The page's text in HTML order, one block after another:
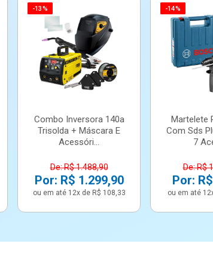
-13%
Combo Inversora 140a
Trisolda + Máscara E
Acessóri...
De: R$ 1.488,90
Por: R$ 1.299,90
ou em até 12x de R$ 108,33
-14%
Martelete
Com Sds
7
De: R$
Por:
ou em até